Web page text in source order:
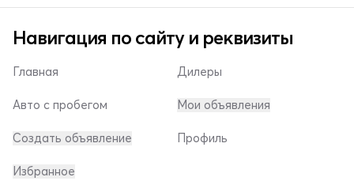
Навигация по сайту и реквизиты
Главная
Авто с пробегом
Создать объявление
Дилеры
Мои объявления
Профиль
Избранное